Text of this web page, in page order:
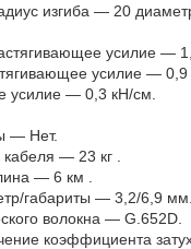
изгиба — 20
усилие —
усилие — 0,9
усилие — 0,3 кН/см.
— Нет.
— 23 кг .
— 6 км .
габариты — 3,2/6,9 мм.
волокна — G.652D.
коэффициента